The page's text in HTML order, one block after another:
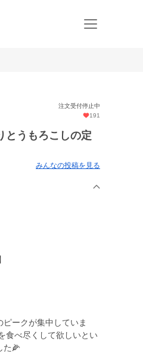
注文受付停止中
191
とうもろこしの定
みんなの投稿を見る
ークが集中していま
食べ尽くして欲しいとい
た🌽